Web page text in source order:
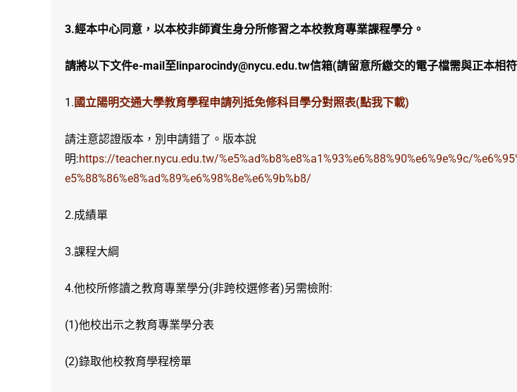
3.經本中心同意，以本校非師資生身分所修習之本校教育專業課程學分。
請將以下文件e-mail至linparocindy@nycu.edu.tw信箱(請留意所繳交的電子檔需與正本相
1. 國立陽明交通大學教育學程申請列抵免修科目學分對照表(點我下載)
請注意認證版本，別申請錯了。版本說
明:https://teacher.nycu.edu.tw/%e5%ad%b8%e8%a1%93%e6%88%90%e6%9e%9c/
e5%88%86%e8%ad%89%e6%98%8e%e6%9b%b8/
2.成績單
3.課程大綱
4.他校所修讀之教育專業學分(非跨校選修者)另需檢附:
(1)他校出示之教育專業學分表
(2)錄取他校教育學程榜單